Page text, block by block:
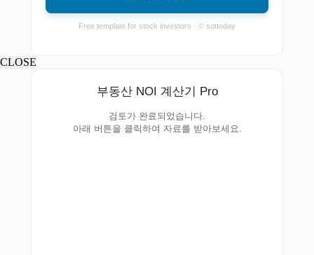
Free template for stock investors · © sottoday
CLOSE
부동산 NOI 계산기 Pro
검토가 완료되었습니다.
아래 버튼을 클릭하여 자료를 받아보세요.